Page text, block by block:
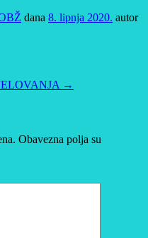
dana 8. lipnja 2020. autor
→
Obavezna polja su